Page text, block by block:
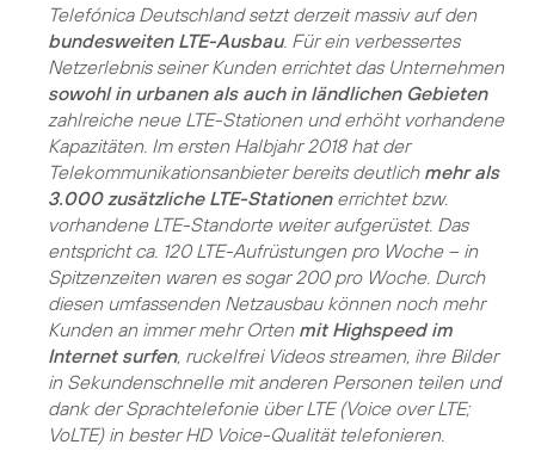
Telefónica Deutschland setzt derzeit massiv auf den
bundesweiten LTE-Ausbau. Für ein verbessertes
Netzerlebnis seiner Kunden errichtet das Unternehmen
sowohl in urbanen als auch in ländlichen Gebieten
zahlreiche neue LTE-Stationen und erhöht vorhandene
Kapazitäten. Im ersten Halbjahr 2018 hat der
Telekommunikationsanbieter bereits deutlich mehr als
3.000 zusätzliche LTE-Stationenerrichtet bzw.
vorhandene LTE-Standorte weiter aufgerüstet. Das
entspricht ca. 120 LTE-Aufrüstungen pro Woche – in
Spitzenzeiten waren es sogar 200 pro Woche. Durch
diesen umfassenden Netzausbau können noch mehr
Kunden an immer mehr Orten mit Highspeed im
Internet surfen, ruckelfrei Videos streamen, ihre Bilder
in Sekundenschnelle mit anderen Personen teilen und
dank der Sprachtelefonie über LTE (Voice over LTE;
VoLTE) in bester HD Voice-Qualität telefonieren.